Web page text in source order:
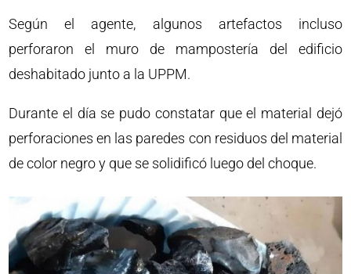
Según el agente, algunos artefactos incluso
perforaron el muro de mampostería del edificio
deshabitado junto a la UPPM.
Durante el día se pudo constatar que el material dejó
perforaciones en las paredes con residuos del material
de color negro y que se solidificó luego del choque.